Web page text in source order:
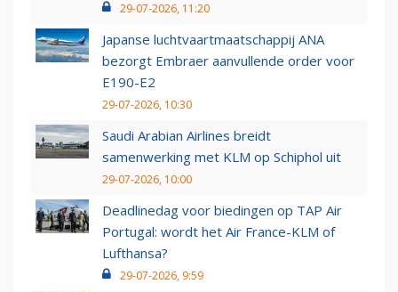
29-07-2026, 11:20
Japanse luchtvaartmaatschappij ANA
bezorgt Embraer aanvullende order voor
E190-E2
29-07-2026, 10:30
Saudi Arabian Airlines breidt
samenwerking met KLM op Schiphol uit
29-07-2026, 10:00
Deadlinedag voor biedingen op TAP Air
Portugal: wordt het Air France-KLM of
Lufthansa?
29-07-2026, 9:59